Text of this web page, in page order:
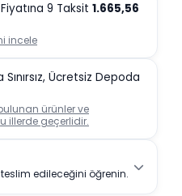
9 Taksit 1.665,56
incele
Sınırsız, Ücretsiz Depoda
ürünler ve
illerde geçerlidir.
edileceğini öğrenin.